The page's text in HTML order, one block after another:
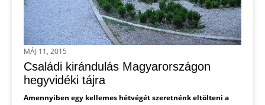
MÁJ 11, 2015
Családi kirándulás Magyarországon
hegyvidéki tájra
Amennyiben egy kellemes hétvégét szeretnénk eltölteni a